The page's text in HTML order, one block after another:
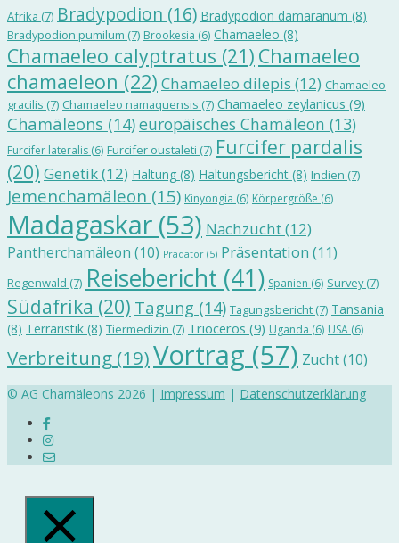
Afrika (7) Bradypodion (16) Bradypodion damaranum (8)
Bradypodion pumilum (7) Brookesia (6) Chamaeleo (8)
Chamaeleo calyptratus (21) Chamaeleo
chamaeleon (22) Chamaeleo dilepis (12) Chamaeleo
gracilis (7) Chamaeleo namaquensis (7) Chamaeleo zeylanicus (9)
Chamäleons (14)europäisches Chamäleon (13)
Furcifer lateralis (6) Furcifer oustaleti (7) Furcifer pardalis
(20) Genetik(12) Haltung (8) Haltungsbericht (8) Indien (7)
Jemenchamäleon (15) Kinyongia (6) Körpergröße (6)
Madagaskar (53) Nachzucht(12)
Pantherchamäleon (10) Prädator (5) Präsentation (11)
Regenwald (7) Reisebericht (41) Spanien (6) Survey(7)
Südafrika (20) Tagung (14) Tagungsbericht (7) Tansania
(8) Terraristik (8) Tiermedizin (7) Trioceros (9) Uganda (6) USA (6)
Verbreitung (19)Vortrag (57) Zucht(10)
© AG Chamäleons 2026 | Impressum | Datenschutzerklärung